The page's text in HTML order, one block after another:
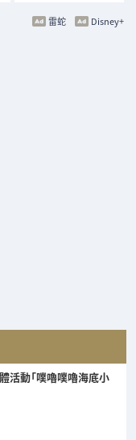
Disney+
雷蛇
活動「噗嚕噗嚕海底小